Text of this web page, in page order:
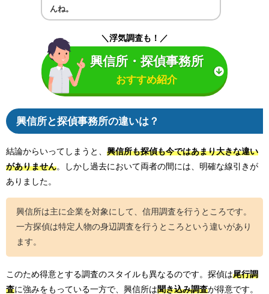
んね。
＼浮気調査も！／
興信所・探偵事務所
おすすめ紹介
興信所と探偵事務所の違いは？
結論からいってしまうと、 興信所も探偵も今ではあまり大きな違い
がありません。しかし過去において両者の間には、明確な線引きが
ありました。
興信所は主に企業を対象にして、信用調査を行うところです。
一方探偵は特定人物の身辺調査を行うところという違いがあり
ます。
このため得意とする調査のスタイルも異なるのです。探偵は尾行調
査に強みをもっている一方で、興信所は聞き込み調査が得意です。